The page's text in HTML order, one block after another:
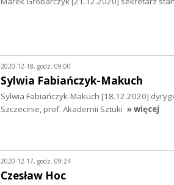
2020-12-18, godz. 09:00
Sylwia Fabiańczyk-Makuch
Sylwia Fabiańczyk-Makuch [18.12.2020]
Szczecinie, prof. Akademii Sztuki » więcej
2020-12-17, godz. 09:24
Czesław Hoc